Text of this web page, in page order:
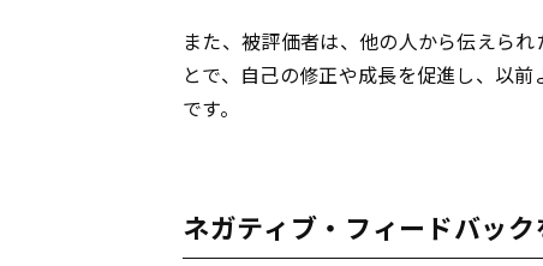
また、被評価者は、他の人から伝えら
とで、自己の修正や成長を促進し、以
です。
ネガティブ・フィードバッ